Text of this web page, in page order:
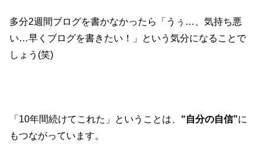
多分2週間ブログを書かなかったら「うぅ…、気持ち悪
い…早くブログを書きたい！」という気分になることで
しょう(笑)
「10年間続けてこれた」ということは、 “自分の自信”に
もつながっています。